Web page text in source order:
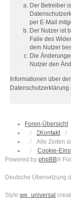
Der Betreiber
per E-Mail
Der Nutzer ist
Falle des
dem Nutzer
Die
Nutzer den
Informationen über
Datenschutzerklärung
Foren-Übersicht
Kontakt
Alle Zeiten
Cookie-
Powered by phpBB®
Deutsche Übersetzung
Style we_universal